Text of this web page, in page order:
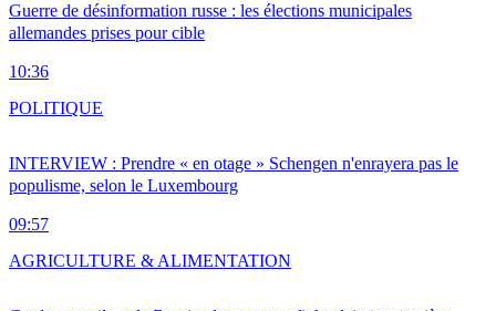
Guerre de désinformation russe : les élections municipales
allemandes prises pour cible
10:36
INTERVIEW : Prendre « en otage » Schengen n'enrayera pas le
populisme, selon le Luxembourg
09:57
POLITIQUE
AGRICULTURE & ALIMENTATION